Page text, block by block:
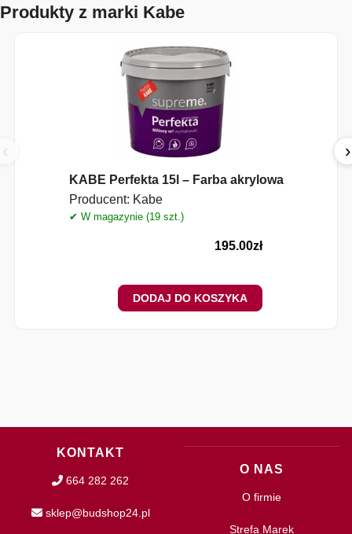
Produkty z marki Kabe
‹
KABE Perfekta 15l – Farba akrylowa
Producent: Kabe
✔ W magazynie (19 szt.)
195.00zł
DODAJ DO KOSZYKA
›
KONTAKT
664 282 262
sklep@budshop24.pl
O NAS
O firmie
Strefa Marek